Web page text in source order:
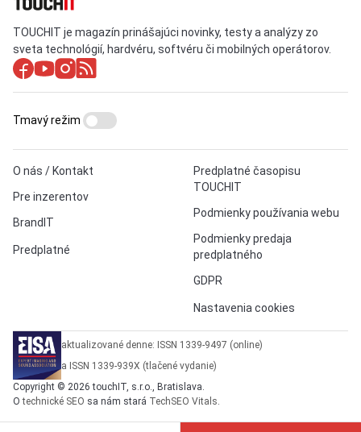
TOUCHIT je magazín prinášajúci novinky, testy a analýzy zo
sveta technológií, hardvéru, softvéru či mobilných operátorov.
O nás / Kontakt
Pre inzerentov
BrandIT
Predplatné
Predplatné časopisu
TOUCHIT
Podmienky používania webu
Podmienky predaja
predplatného
GDPR
Nastavenia cookies
Tmavý režim
aktualizované denne: ISSN 1339-9497 (online)
a ISSN 1339-939X (tlačené vydanie)
Copyright © 2026 touchIT, s.r.o., Bratislava.
Otechnické SEO sa nám stará TechSEO Vitals